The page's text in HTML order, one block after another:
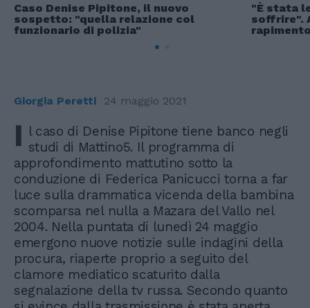
Caso Denise Pipitone, il nuovo
sospetto: "quella relazione col
funzionario di polizia"
"È stata
soffrire".
Giorgia Peretti 24 maggio 2021
I l caso di Denise Pipitone tiene banco negli
studi di Mattino5. Il programma di
approfondimento mattutino sotto la
conduzione di Federica Panicucci torna a far
luce sulla drammatica vicenda della bambina
scomparsa nel nulla a Mazara del Vallo nel
2004. Nella puntata di lunedì 24 maggio
emergono nuove notizie sulle indagini della
procura, riaperte proprio a seguito del
clamore mediatico scaturito dalla
segnalazione della tv russa. Secondo quanto